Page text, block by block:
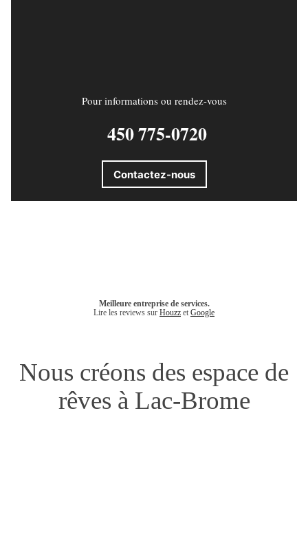
Pour informations ou rendez-vous
450 775-0720
Contactez-nous
Meilleure entreprise de services.
Lire les reviews sur Houzz et Google
Nous créons des espace de
rêves à Lac-Brome